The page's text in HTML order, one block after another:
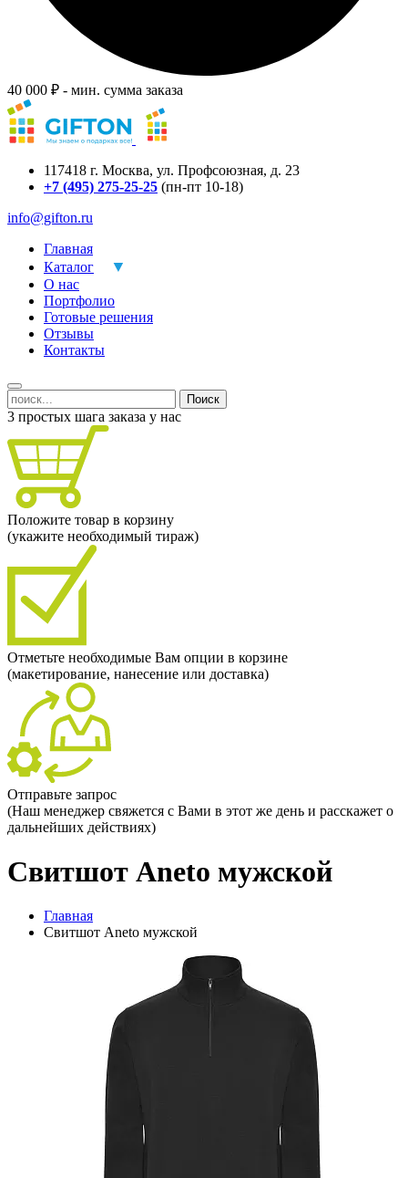
40 000 ₽ - мин. сумма заказа
117418 г. Москва, ул. Профсоюзная, д. 23
+7 (495) 275-25-25 (пн-пт 10-18)
info@gifton.ru
Главная
Каталог
О нас
Портфолио
Готовые решения
Отзывы
Контакты
Поиск
3 простых шага заказа у нас
Положите товар в корзину
(укажите необходимый тираж)
Отметьте необходимые Вам опции в корзине
(макетирование, нанесение или доставка)
Отправьте запрос
(Наш менеджер свяжется с Вами в этот же день и расскажет о
дальнейших действиях)
Свитшот Aneto мужской
Главная
Свитшот Aneto мужской